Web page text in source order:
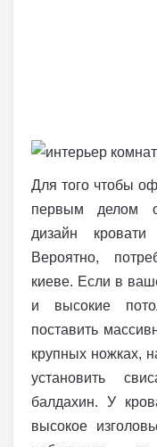
Для того чтобы
первым делом
дизайн
Вероятно,
киеве. Если в
и высокие
поставить
крупных ножках,
установить
балдахин. У
высокое